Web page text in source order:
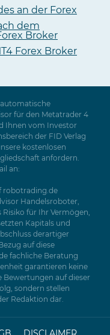
an der Forex
dem
Broker
Forex Broker
für den Metatrader 4
Ihnen vom Investor
der FID Verlag
kostenlosen
anfordern.
an:
robotrading.de
Handelsroboter,
für Ihr Vermögen,
Kapitals und
derartiger
auf diese
fachliche Beratung
garantieren keine
Bewertungen auf dieser
sondern stellen
Redaktion dar.